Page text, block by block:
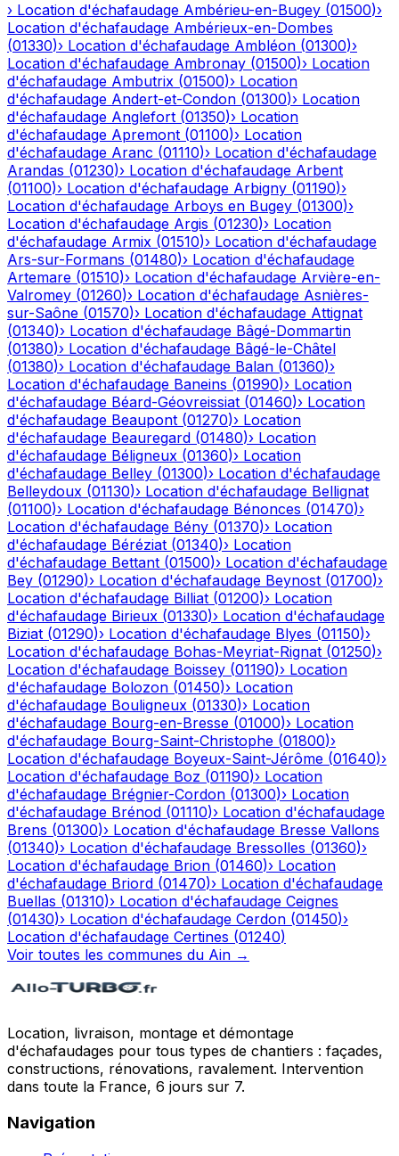
› Location d'échafaudage Ambérieu-en-Bugey (01500)›
Location d'échafaudage Ambérieux-en-Dombes
(01330)› Location d'échafaudage Ambléon (01300)›
Location d'échafaudage Ambronay (01500)› Location
d'échafaudage Ambutrix (01500)› Location
d'échafaudage Andert-et-Condon (01300)› Location
d'échafaudage Anglefort (01350)› Location
d'échafaudage Apremont (01100)› Location
d'échafaudage Aranc (01110)› Location d'échafaudage
Arandas (01230)› Location d'échafaudage Arbent
(01100)› Location d'échafaudage Arbigny (01190)›
Location d'échafaudage Arboys en Bugey (01300)›
Location d'échafaudage Argis (01230)› Location
d'échafaudage Armix (01510)› Location d'échafaudage
Ars-sur-Formans (01480)› Location d'échafaudage
Artemare (01510)› Location d'échafaudage Arvière-en-
Valromey (01260)› Location d'échafaudage Asnières-
sur-Saône (01570)› Location d'échafaudage Attignat
(01340)› Location d'échafaudage Bâgé-Dommartin
(01380)› Location d'échafaudage Bâgé-le-Châtel
(01380)› Location d'échafaudage Balan (01360)›
Location d'échafaudage Baneins (01990)› Location
d'échafaudage Béard-Géovreissiat (01460)› Location
d'échafaudage Beaupont (01270)› Location
d'échafaudage Beauregard (01480)› Location
d'échafaudage Béligneux (01360)› Location
d'échafaudage Belley (01300)› Location d'échafaudage
Belleydoux (01130)› Location d'échafaudage Bellignat
(01100)› Location d'échafaudage Bénonces (01470)›
Location d'échafaudage Bény (01370)› Location
d'échafaudage Béréziat (01340)› Location
d'échafaudage Bettant (01500)› Location d'échafaudage
Bey (01290)› Location d'échafaudage Beynost (01700)›
Location d'échafaudage Billiat (01200)› Location
d'échafaudage Birieux (01330)› Location d'échafaudage
Biziat (01290)› Location d'échafaudage Blyes (01150)›
Location d'échafaudage Bohas-Meyriat-Rignat (01250)›
Location d'échafaudage Boissey (01190)› Location
d'échafaudage Bolozon (01450)› Location
d'échafaudage Bouligneux (01330)› Location
d'échafaudage Bourg-en-Bresse (01000)› Location
d'échafaudage Bourg-Saint-Christophe (01800)›
Location d'échafaudage Boyeux-Saint-Jérôme (01640)›
Location d'échafaudage Boz (01190)› Location
d'échafaudage Brégnier-Cordon (01300)› Location
d'échafaudage Brénod (01110)› Location d'échafaudage
Brens (01300)› Location d'échafaudage Bresse Vallons
(01340)› Location d'échafaudage Bressolles (01360)›
Location d'échafaudage Brion (01460)› Location
d'échafaudage Briord (01470)› Location d'échafaudage
Buellas (01310)› Location d'échafaudage Ceignes
(01430)› Location d'échafaudage Cerdon (01450)›
Location d'échafaudage Certines (01240)
Voir toutes les communes du Ain →
Location, livraison, montage et démontage
d'échafaudages pour tous types de chantiers : façades,
constructions, rénovations, ravalement. Intervention
dans toute la France, 6 jours sur 7.
Navigation